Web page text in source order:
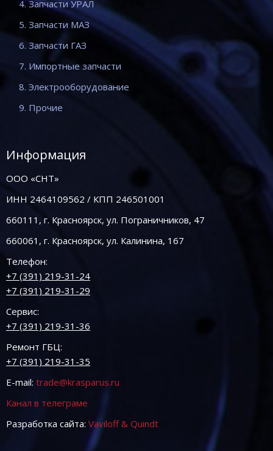
4. Запчасти УРАЛ
5. Запчасти МАЗ
6. Запчасти ГАЗ
7. Импортные запчасти
8. Электрооборудование
9. Прочие
Информация
ООО «СНТ»
ИНН 2464109562 / КПП 246501001
660111, г. Красноярск, ул. Пограничников, 47
660061, г. Красноярск, ул. Калинина, 167
Телефон:
+7 (391) 219-31-24
+7 (391) 219-31-29
Сервис:
+7 (391) 219-31-36
Ремонт ГБЦ:
+7 (391) 219-31-35
E-mail: trade@krasparus.ru
Канал в телеграме
Разработка сайта: Vaviloff & Quindt